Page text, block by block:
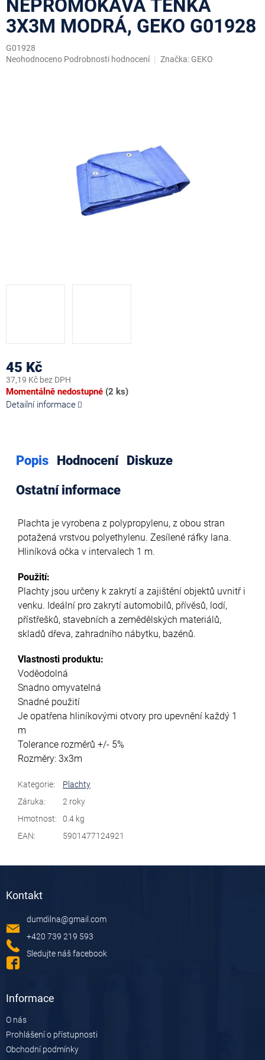
NEPROMOKAVÁ TENKÁ
3X3M MODRÁ, GEKO G01928
G01928
Průměrné
Neohodnoceno Podrobnosti hodnocení Značka: GEKO
45 Kč
37,19 Kč bez DPH
Měrná
cena:
Momentálně nedostupné (2 ks)
Detailní informace
Popis Hodnocení
Diskuze
Ostatní informace
Plachta je vyrobena z polypropylenu, z obou stran
potažená vrstvou polyethylenu. Zesílené ráfky lana.
Hliníková očka v intervalech 1 m.
Použití:
Plachty jsou určeny k zakrytí a zajištění objektů uvnitř i
venku. Ideální pro zakrytí automobilů, přívěsů, lodí,
přístřešků, stavebních a zemědělských materiálů,
skladů dřeva, zahradního nábytku, bazénů.
Vlastnosti produktu:
Voděodolná
Snadno omyvatelná
Snadné použití
Je opatřena hliníkovými otvory pro upevnění každý 1
m
Tolerance rozměrů +/- 5%
Rozměry: 3x3m
Kategorie:
Plachty
Záruka:
2 roky
Hmotnost:
0.4 kg
EAN: 5901477124921
Kontakt
dumdilna@gmail.com
+420 739 219 593
Sledujte náš facebook
Informace
O nás
Prohlášení o přístupnosti
Obchodní podmínky